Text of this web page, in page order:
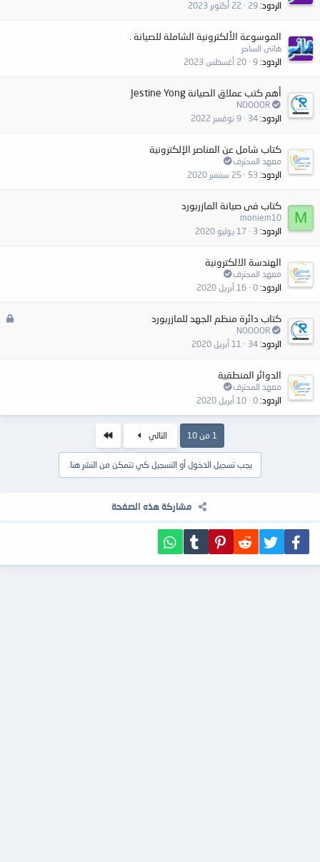
الردود 29 22 أكتوبر 2023
الموسوعة الألكترونية الشاملة للصيانة .
هانى الساحر
الردود 9 20 أغسطس 2023
أهم كتب عملاق الصيانة Jestine Yong
NOOOOR
الردود 34 9 نوفمبر 2022
كتاب شامل عن العناصر الإلكترونية
معهد المحترف
الردود 53 25 سبتمبر 2020
M
كتاب فى صيانة المازربورد
moniem10
الردود 3 17 يوليو 2020
الهندسة الالكترونية
معهد المحترف
الردود 0 16 أبريل 2020
م
كتاب دائرة منظم الجهد للمازربورد
NOOOOR
الردود 34 11 أبريل 2020
الدوائر المنطقية
معهد المحترف
الردود 0 10 أبريل 2020
1 من 10 التالي
يجب تسجيل الدخول أو التسجيل كي تتمكن من النشر هنا.
مشاركة هذه الصفحة
فيسبوك تويتر Reddit
Pinterest
Tumblr